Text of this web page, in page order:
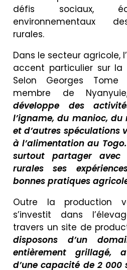
défis sociaux,
environnementaux
rurales.
Dans le secteur agricole,
accent particulier sur la
Selon Georges Tome
membre de
développe des
l’igname, du manioc, du
et d’autres spéculations
à l’alimentation au
surtout partager avec
rurales ses
bonnes pratiques
Outre la production
s’investit dans
travers un site de
disposons d’un
entièrement grillagé,
d’une capacité de 2 000